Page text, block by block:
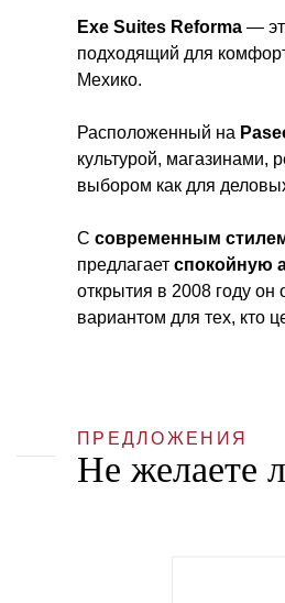
Exe Suites Reforma —
подходящий для
Мехико.
Расположенный на
культурой, магазинами,
выбором как для
С современным
предлагает спокойную
открытия в 2008 году
вариантом для тех, кто
ПРЕДЛОЖЕНИЯ
Не желаете